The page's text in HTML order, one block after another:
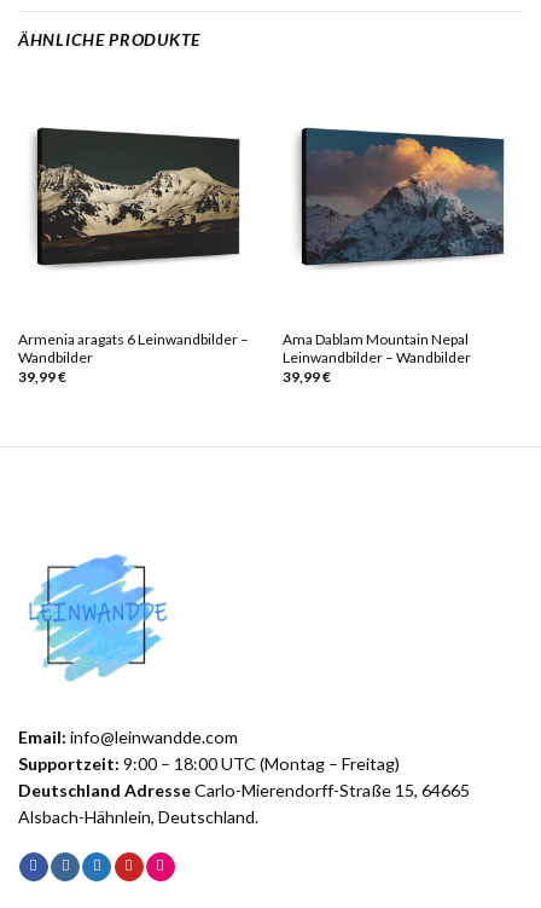
ÄHNLICHE PRODUKTE
Armenia aragats 6 Leinwandbilder –
Wandbilder
39,99€
Ama Dablam Mountain Nepal
Leinwandbilder – Wandbilder
39,99€
Email: info@leinwandde.com
Supportzeit: 9:00 – 18:00 UTC (Montag – Freitag)
Deutschland AdresseCarlo-Mierendorff-Straße 15, 64665
Alsbach-Hähnlein, Deutschland.